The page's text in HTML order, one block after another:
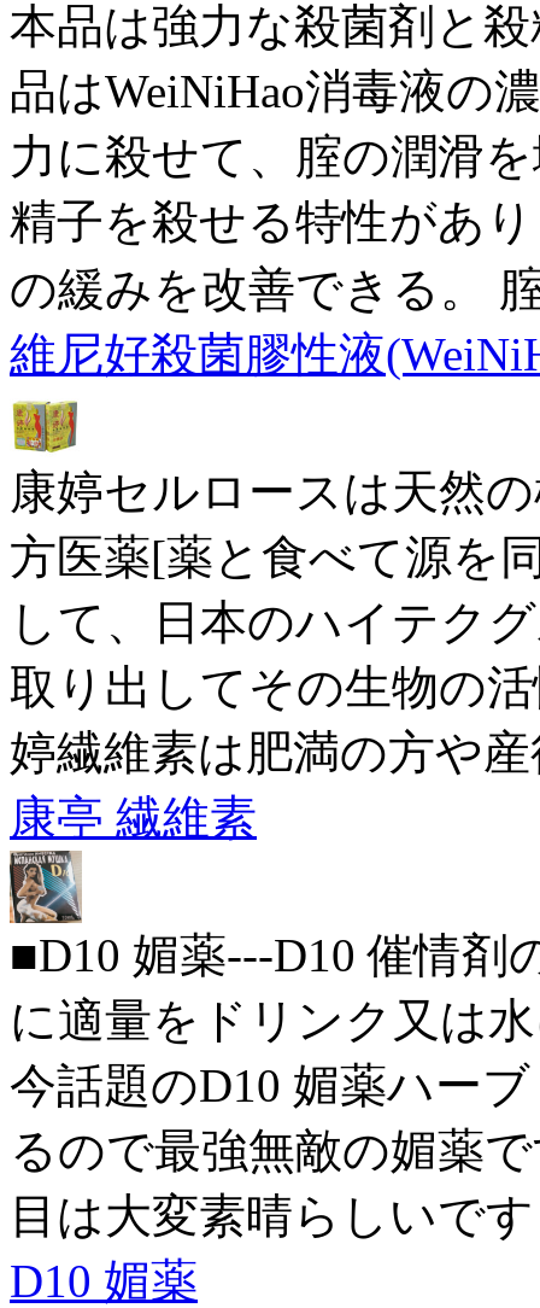
本品は強力な殺菌剤と
品はWeiNiHao消毒液の
力に殺せて、腟の潤滑
精子を殺せる特性があ
の緩みを改善できる。
維尼好殺菌膠性液
康婷セルロースは天然
方医薬[薬と食べて源を
して、日本のハイテク
取り出してその生物の
婷繊維素は肥満の方や
康亭 繊維素
■D10 媚薬---D10 催情剤
に適量をドリンク又は
今話題のD10 媚薬ハー
るので最強無敵の媚薬
目は大変素晴らしいで
D10 媚薬